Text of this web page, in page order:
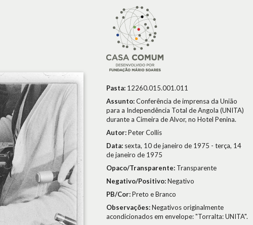
Pasta: 12260.015.001.011
Assunto:Conferência de imprensa da União
para a Independência Total de Angola (UNITA)
durante a Cimeira de Alvor, no Hotel Penina.
Autor:Peter Collis
Data: sexta, 10 de janeiro de 1975 - terça, 14
de janeiro de 1975
Opaco/Transparente: Transparente
Negativo/Positivo:Negativo
PB/Cor:Preto e Branco
Observações:Negativos originalmente
acondicionados em envelope: "Torralta: UNITA".